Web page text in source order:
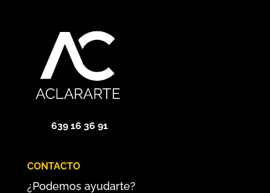
639 16 36 91
CONTACTO
¿Podemos ayudarte?